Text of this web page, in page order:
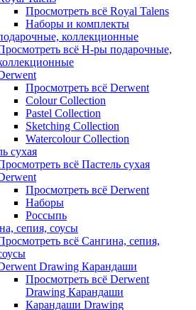
Просмотреть всё Royal Talens
Наборы и комплекты
коллекционные
всё Н-ры подарочные,
Просмотреть всё Derwent
Colour Collection
Pastel Collection
Sketching Collection
Watercolour Collection
сухая
всё Пастель сухая
Просмотреть всё Derwent
Наборы
Россыпь
сепия, соусы
всё Сангина, сепия,
Drawing Карандаши
Просмотреть всё Derwent
Drawing Карандаши
Карандаши Drawing